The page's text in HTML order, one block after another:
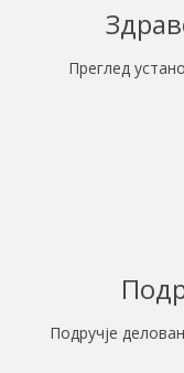
Преглед
Подручје